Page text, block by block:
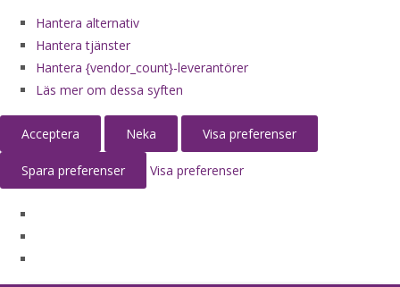
Hantera alternativ
Hantera tjänster
Hantera {vendor_count}-leverantörer
Läs mer om dessa syften
Acceptera Neka Visa preferenser
Spara preferenser Visa preferenser